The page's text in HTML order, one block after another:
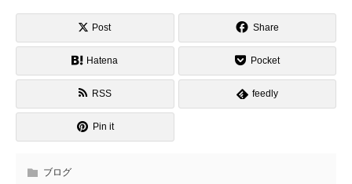
Post Share
Hatena Pocket
RSS feedly
Pin it
ブログ